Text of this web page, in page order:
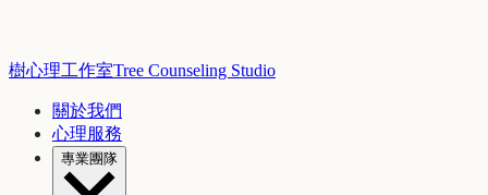
樹心理工作室Tree Counseling Studio
關於我們
心理服務
專業團隊